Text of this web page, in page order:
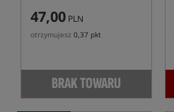
47,00 PLN
otrzymujesz 0,37 pkt
BRAK TOWARU